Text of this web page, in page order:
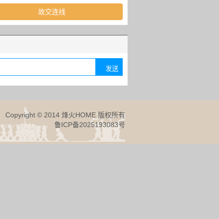
故交连线
Copyright © 2014 烽火HOME 版权所有
鲁ICP备2025193083号